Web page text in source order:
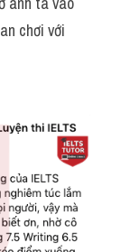
chơi với